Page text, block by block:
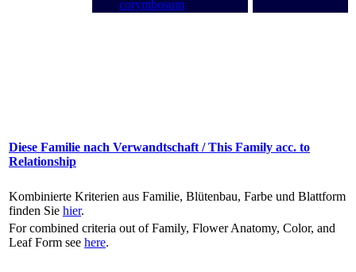
corymbosum
Diese Familie nach Verwandtschaft / This Family acc. to
Relationship
Kombinierte Kriterien aus Familie, Blütenbau, Farbe und Blattform
finden Sie hier.
For combined criteria out of Family, Flower Anatomy, Color, and
Leaf Form see here.